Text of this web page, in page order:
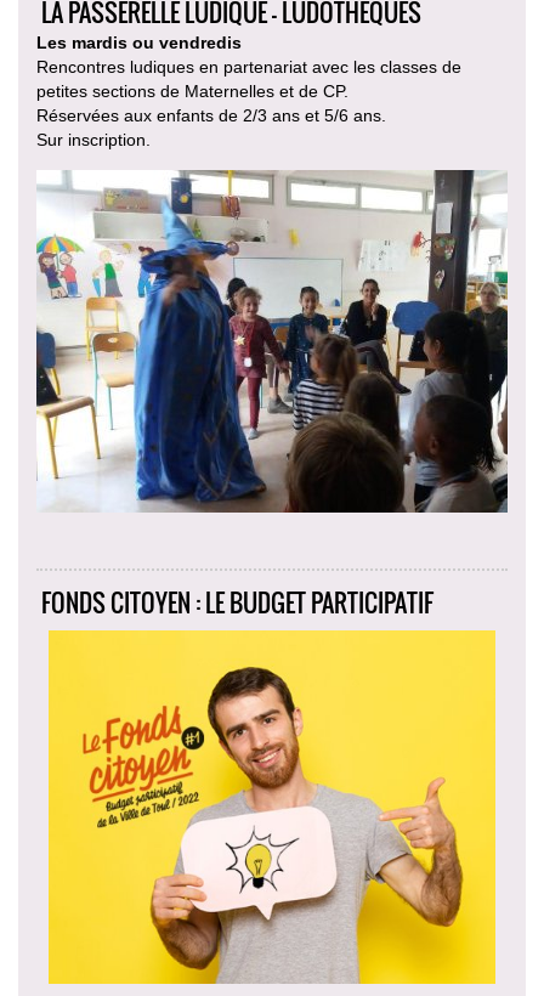
LA PASSERELLE LUDIQUE - LUDOTHÈQUES
Les mardis ou vendredis
Rencontres ludiques en partenariat avec les classes de
petites sections de Maternelles et de CP.
Réservées aux enfants de 2/3 ans et 5/6 ans.
Sur inscription.
FONDS CITOYEN : LE BUDGET PARTICIPATIF